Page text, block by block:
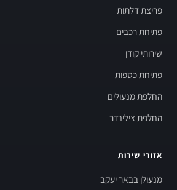
פריצת דלתות
פתיחת רכבים
שירותי קודן
פתיחת כספות
החלפת מנעולים
החלפת צילינדר
אזורי שירות
מנעולן בבאר יעקב